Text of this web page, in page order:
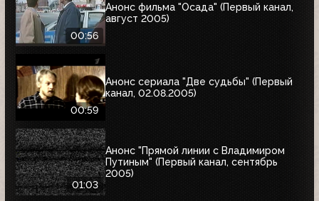
00:56
Анонс фильма "Осада" (Первый канал,
август 2005)
00:59
Анонс сериала "Две судьбы" (Первый
канал, 02.08.2005)
01:03
Анонс "Прямой линии с Владимиром
Путиным" (Первый канал, сентябрь
2005)